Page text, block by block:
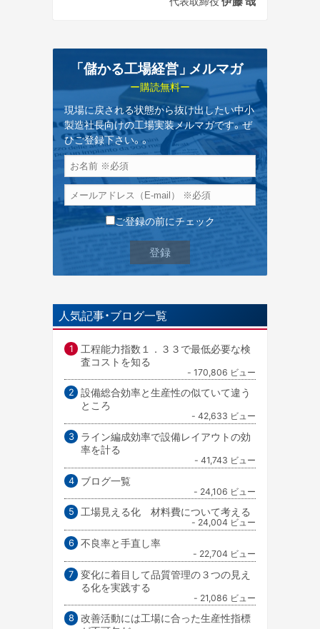
「儲かる工場経営」 メルマガ
ー購読無料ー
現場に戻される状態から抜け出したい中小
製造社長向けの工場実装メルマガです。ぜ
ひご登録下さい。。
ご登録の前にチェック
人気記事・ブログ一覧
工程能力指数１．３３で最低必要な検
査コストを知る
- 170,806 ビュー
設備総合効率と生産性の似ていて違う
ところ
- 42,633 ビュー
ライン編成効率で設備レイアウトの効
率を計る
- 41,743 ビュー
ブログ一覧
- 24,106 ビュー
工場見える化 材料費について考える
- 24,004 ビュー
不良率と手直し率
- 22,704 ビュー
変化に着目して品質管理の３つの見え
る化を実践する
- 21,086 ビュー
改善活動には工場に合った生産性指標